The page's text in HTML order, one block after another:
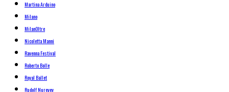
Martina Arduino
Milano
MilanOltre
Nicoletta Manni
Ravenna Festival
Roberto Bolle
Royal Ballet
Rudolf Nureyev